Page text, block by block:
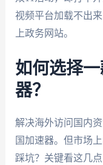
视频平台加载不出
上政务网站。
如何选择
器？
解决海外访问国内
国加速器。但市场
踩坑？关键看这几